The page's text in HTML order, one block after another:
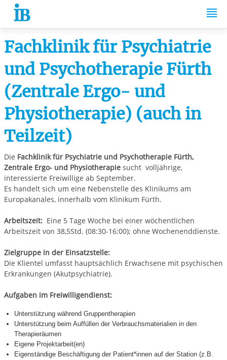
Springe zum Inhalt
Fachklinik für Psychiatrie
und Psychotherapie Fürth
(Zentrale Ergo- und
Physiotherapie) (auch in
Teilzeit)
Die Fachklinik für Psychiatrie und Psychotherapie Fürth,
Zentrale Ergo- und Physiotherapie sucht volljährige,
interessierte Freiwillige ab September.
Es handelt sich um eine Nebenstelle des Klinikums am
Europakanales, innerhalb vom Klinikum Fürth.
Arbeitszeit: Eine 5 Tage Woche bei einer wöchentlichen
Arbeitszeit von 38,5Std. (08:30-16:00); ohne Wochenenddienste.
Zielgruppe in der Einsatzstelle:
Die Klientel umfasst hauptsächlich Erwachsene mit psychischen
Erkrankungen (Akutpsychiatrie).
Aufgaben im Freiwilligendienst:
Unterstützung während Gruppentherapien
Unterstützung beim Auffüllen der Verbrauchsmaterialien in den
Therapieräumen
Eigene Projektarbeit(en)
Eigenständige Beschäftigung der Patient*innen auf der Station (z.B.